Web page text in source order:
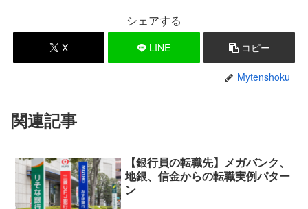
シェアする
X LINE コピー
Mytenshoku
関連記事
【銀行員の転職先】メガバンク、
地銀、信金からの転職実例パター
ン